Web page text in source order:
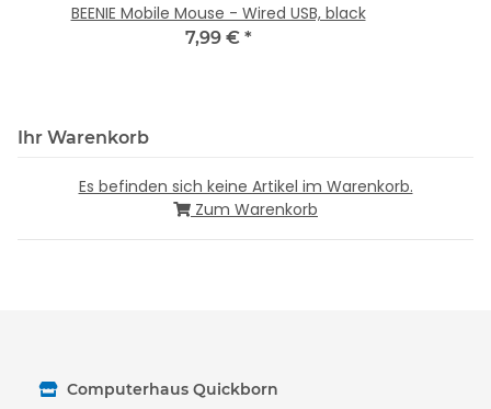
BEENIE Mobile Mouse - Wired USB, black
7,99 € *
Ihr Warenkorb
Es befinden sich keine Artikel im Warenkorb.
Zum Warenkorb
Computerhaus Quickborn